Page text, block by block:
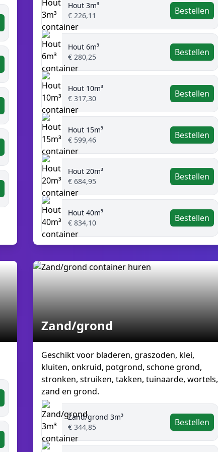
Hout 3m³
€ 226,11
Bestellen
Hout 6m³
€ 280,25
Bestellen
Hout 10m³
€ 317,30
Bestellen
Hout 15m³
€ 599,46
Bestellen
Hout 20m³
€ 684,95
Bestellen
Hout 40m³
€ 834,10
Bestellen
Zand/grond
Geschikt voor bladeren, graszoden, klei,
kluiten, onkruid, potgrond, schone grond,
stronken, struiken, takken, tuinaarde, wortels,
zand en grond.
Zand/grond 3m³
€ 344,85
Bestellen